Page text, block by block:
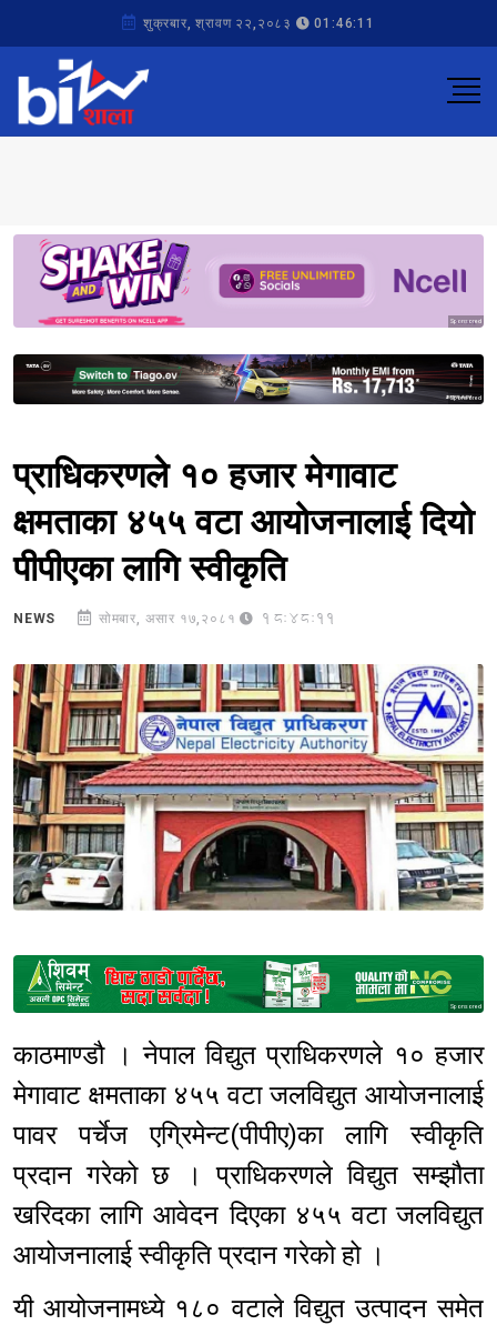
शुक्रबार, श्रावण २२,२०८३ 01:46:11
Sponsored
Sponsored
प्राधिकरणले १० हजार मेगावाट
क्षमताका ४५५ वटा आयोजनालाई दियो
पीपीएका लागि स्वीकृति
NEWS सोमबार, असार १७,२०८१ 18:48:11
Sponsored
काठमाण्डौ । नेपाल विद्युत प्राधिकरणले १० हजार
मेगावाट क्षमताका ४५५ वटा जलविद्युत आयोजनालाई
पावर पर्चेज एग्रिमेन्ट(पीपीए)का लागि स्वीकृति
प्रदान गरेको छ । प्राधिकरणले विद्युत सम्झौता
खरिदका लागि आवेदन दिएका ४५५ वटा जलविद्युत
आयोजनालाई स्वीकृति प्रदान गरेको हो ।
यी आयोजनामध्ये १८० वटाले विद्युत उत्पादन समेत